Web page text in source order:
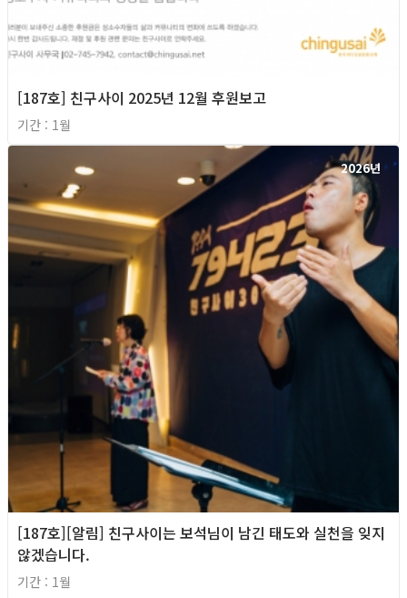
[187호] 친구사이 2025년 12월 후원보고
기간 : 1월
2026년
[187호][알림] 친구사이는 보석님이 남긴 태도와 실천을 잊지
않겠습니다.
기간 : 1월